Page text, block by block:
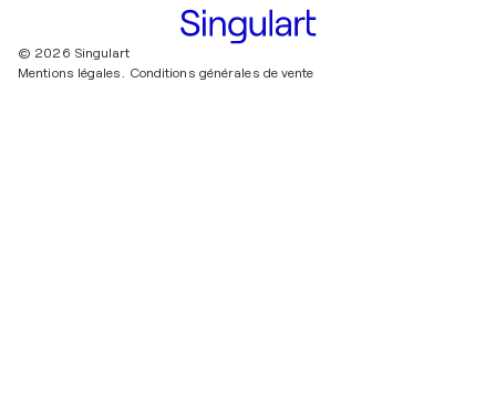
© 2026 Singulart
Mentions légales. Conditions générales de vente